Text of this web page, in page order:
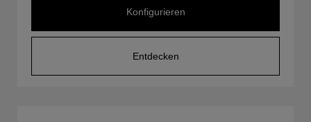
Konfigurieren
Entdecken